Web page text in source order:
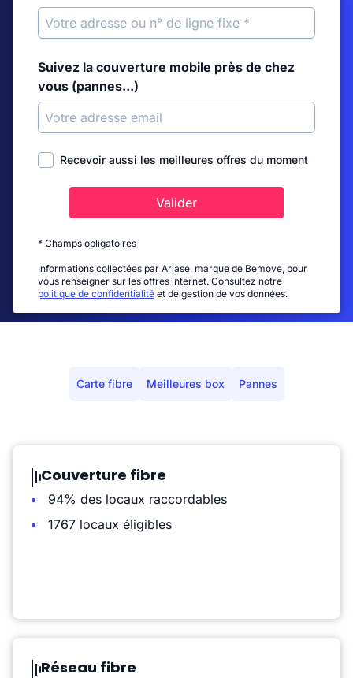
Suivez la couverture mobile près de chez
vous (pannes...)
Recevoir aussi les meilleures offres du moment
Valider
* Champs obligatoires
Informations collectées par Ariase, marque de Bemove, pour
vous renseigner sur les offres internet. Consultez notre
politique de confidentialité et de gestion de vos données.
Carte fibre Meilleures box Pannes
Couverture fibre
94% des locaux raccordables
1767 locaux éligibles
Réseau fibre